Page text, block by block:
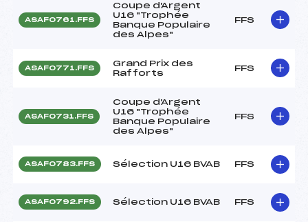
ASAF0761.FFS
Coupe d'Argent
U16 "Trophée
Banque Populaire
des Alpes"
FFS
ASAF0771.FFS
Grand Prix des
Rafforts
FFS
ASAF0731.FFS
Coupe d'Argent
U16 "Trophée
Banque Populaire
des Alpes"
FFS
ASAF0783.FFS Sélection U16 BVAB FFS
ASAF0792.FFS Sélection U16 BVAB FFS